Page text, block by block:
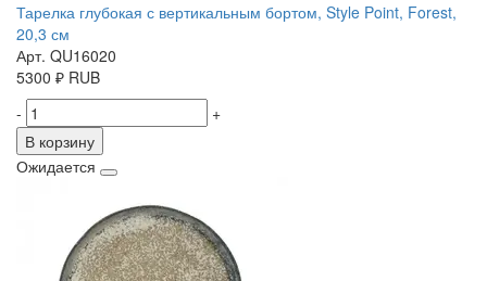
Тарелка глубокая с вертикальным бортом, Style Point, Forest,
20,3 см
Арт. QU16020
5300 ₽ RUB
-
+
В корзину
Ожидается